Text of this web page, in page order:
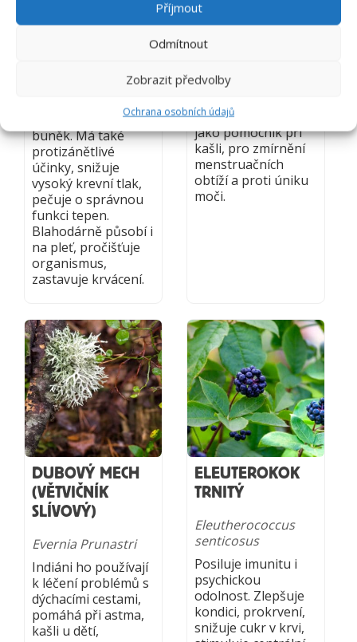
Příjmout
Odmítnout
Zobrazit předvolby
Ochrana osobních údajů
(CITRONÍK
Posiluje a omlazuje,
buněk. Má také
protizánětlivé
účinky, snižuje
vysoký krevní tlak,
pečuje o správnou
funkci tepen.
Blahodárně působí i
na pleť, pročišťuje
organismus,
zastavuje krvácení.
CYPŘIŠ
STÁLEZELENÝ
sempervirens
cypřiš uznávaný
jako pomocník při
kašli, pro zmírnění
menstruačních
obtíží a proti úniku
moči.
DUBOVÝ MECH
(VĚTVIČNÍK
SLÍVOVÝ)
Evernia Prunastri
Indiáni ho používají
k léčení problémů s
dýchacími cestami,
pomáhá při astma,
kašli u dětí,
ELEUTEROKOK
TRNITÝ
Eleutherococcus
senticosus
Posiluje imunitu i
psychickou
odolnost. Zlepšuje
kondici, prokrvení,
snižuje cukr v krvi,